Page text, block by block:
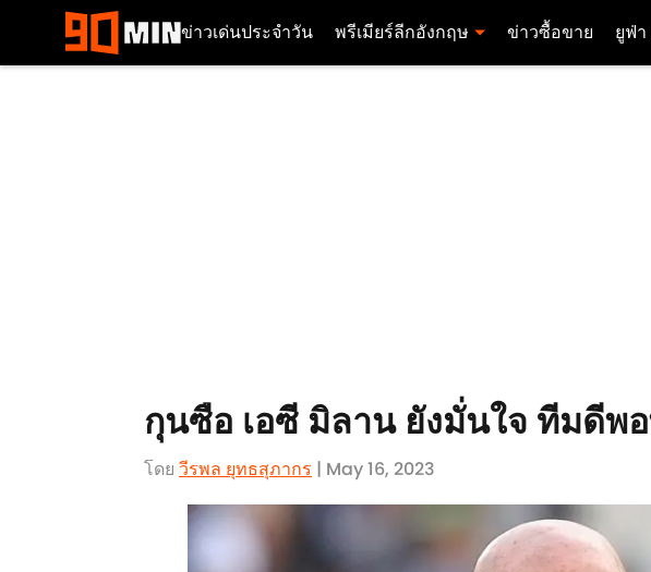
ข่าวเด่นประจำวัน พรีเมียร์ลีกอังกฤษ ข่าวซื้อขาย ยูฟ่
กุนซือ เอซี มิลาน ยังมั่นใจ ทีมดีพ
โดย วีรพล ยุทธสุภากร​ | May 16, 2023